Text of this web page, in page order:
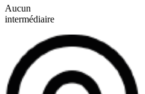
Aucun
intermédiaire